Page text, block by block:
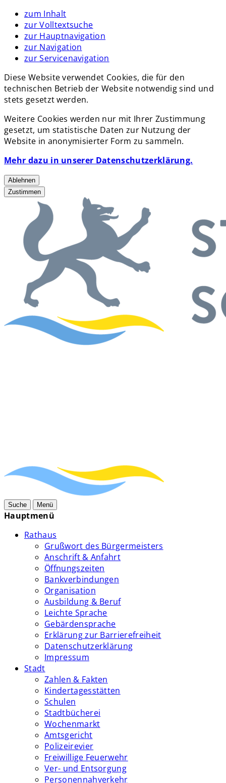
zum Inhalt
zur Volltextsuche
zur Hauptnavigation
zur Navigation
zur Servicenavigation
Diese Website verwendet Cookies, die für den
technischen Betrieb der Website notwendig sind und
stets gesetzt werden.
Weitere Cookies werden nur mit Ihrer Zustimmung
gesetzt, um statistische Daten zur Nutzung der
Website in anonymisierter Form zu sammeln.
Mehr dazu in unserer Datenschutzerklärung.
Ablehnen
Zustimmen
Suche Menü
Hauptmenü
Rathaus
Grußwort des Bürgermeisters
Anschrift & Anfahrt
Öffnungszeiten
Bankverbindungen
Organisation
Ausbildung & Beruf
Leichte Sprache
Gebärdensprache
Erklärung zur Barrierefreiheit
Datenschutzerklärung
Impressum
Stadt
Zahlen & Fakten
Kindertagesstätten
Schulen
Stadtbücherei
Wochenmarkt
Amtsgericht
Polizeirevier
Freiwillige Feuerwehr
Ver- und Entsorgung
Personennahverkehr